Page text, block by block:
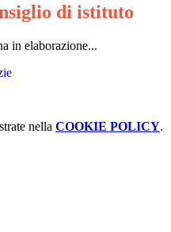
di istituto
in elaborazione...
nella COOKIE POLICY.